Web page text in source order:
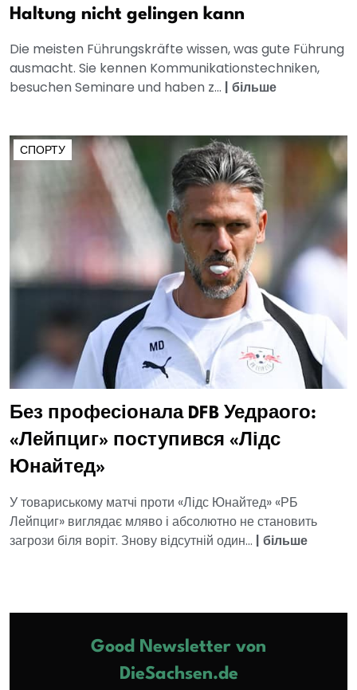
Haltung nicht gelingen kann
Die meisten Führungskräfte wissen, was gute Führung
ausmacht. Sie kennen Kommunikationstechniken,
besuchen Seminare und haben z... | більше
СПОРТУ
Без професіонала DFB Уедраого:
«Лейпциг» поступився «Лідс
Юнайтед»
У товариському матчі проти «Лідс Юнайтед» «РБ
Лейпциг» виглядає мляво і абсолютно не становить
загрози біля воріт. Знову відсутній один... | більше
Good Newsletter von
DieSachsen.de